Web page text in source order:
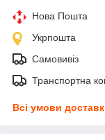
Нова Пошта
Укрпошта
Самовивіз
Транспортна
Всі умови